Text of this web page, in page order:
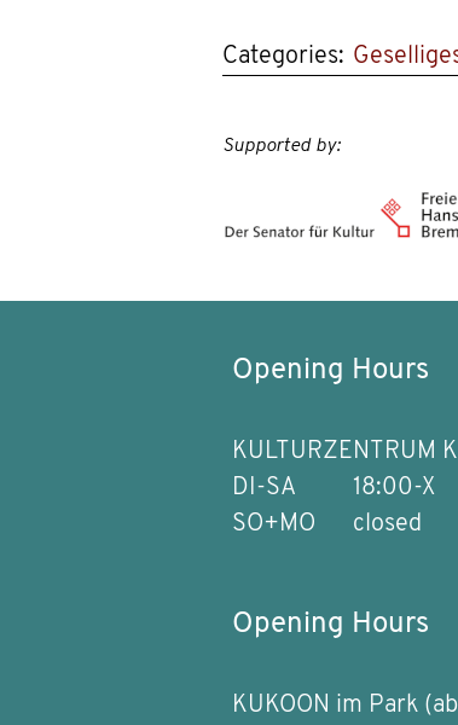
Categories:
Supported by:
Opening Hours
KULTURZENTRUM
DI-SA
18:00-X
SO+MO
closed
Opening Hours
KUKOON im Park